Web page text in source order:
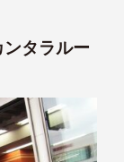
タラルー